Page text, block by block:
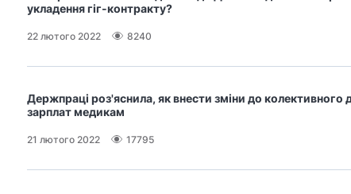
укладення гіг-контракту?
22 лютого 2022 8240
Держпраці роз'яснила, як внести зміни до колективного
зарплат медикам
21 лютого 2022 17795